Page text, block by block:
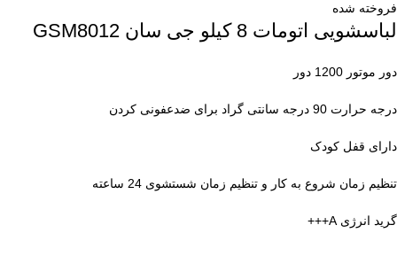
فروخته شده
لباسشویی اتومات 8 کیلو جی سان GSM8012
دور موتور 1200 دور
درجه حرارت 90 درجه سانتی گراد برای ضدعفونی کردن
دارای قفل کودک
تنظیم زمان شروع به کار و تنظیم زمان شستشوی 24 ساعته
گرید انرژی A+++